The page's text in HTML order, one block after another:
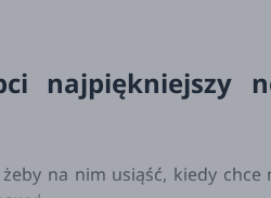
najpiękniejszy
na nim usiąść, kiedy